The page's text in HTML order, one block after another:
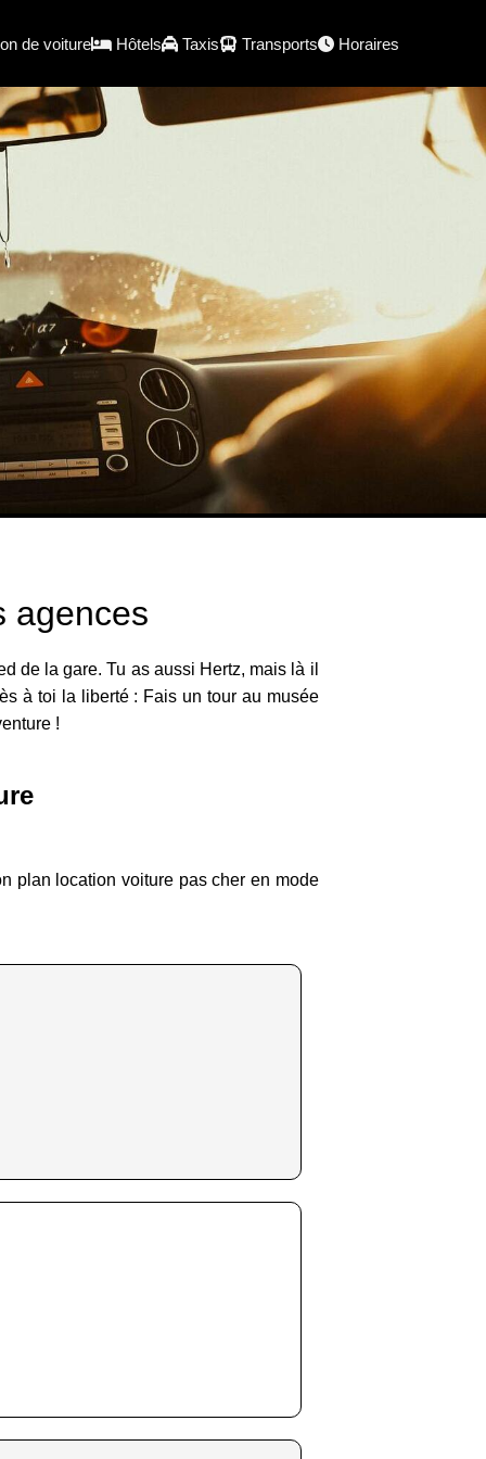
de voiture Hôtels Taxis Transports Horaires
agences
de la gare. Tu as aussi Hertz, mais là il
à toi la liberté : Fais un tour au musée
!
plan location voiture pas cher en mode